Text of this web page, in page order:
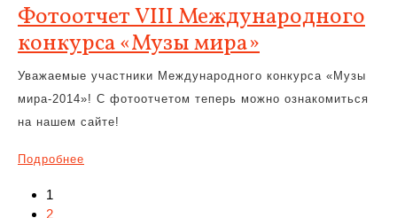
Фотоотчет VIII Международного
конкурса «Музы мира»
Уважаемые участники Международного конкурса «Музы
мира-2014»! С фотоотчетом теперь можно ознакомиться
на нашем сайте!
Подробнее
1
2